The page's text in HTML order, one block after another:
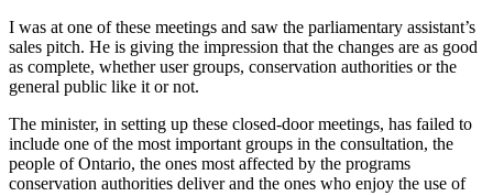
I was at one of these meetings and saw the parliamentary assistant’s
sales pitch. He is giving the impression that the changes are as good
as complete, whether user groups, conservation authorities or the
general public like it or not.
The minister, in setting up these closed-door meetings, has failed to
include one of the most important groups in the consultation, the
people of Ontario, the ones most affected by the programs
conservation authorities deliver and the ones who enjoy the use of